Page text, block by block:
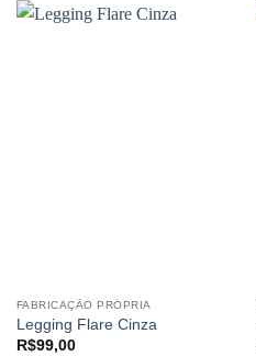
FABRICAÇÃO PRÓPRIA
Legging Flare Cinza
R$99,00